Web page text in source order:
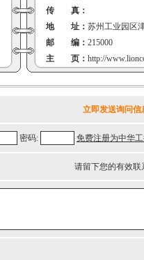
传 真：
地 址： 苏州工业园区
邮 编： 215000
主 页： http://
立即发送询问信
密码: 免费注册为中华
请留下您的有效